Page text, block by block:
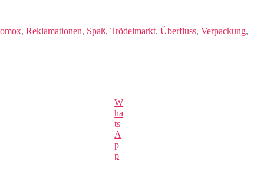
, Reklamationen, Spaß, Trödelmarkt, Überfluss, Verpackung,
W
ha
ts
A
p
p